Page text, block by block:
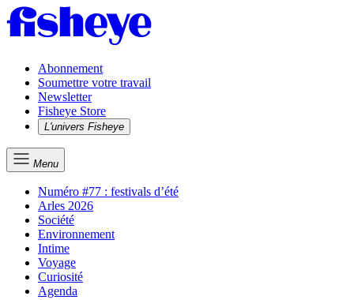
Abonnement
Soumettre votre travail
Newsletter
Fisheye Store
L'univers Fisheye
Menu
Numéro #77 : festivals d’été
Arles 2026
Société
Environnement
Intime
Voyage
Curiosité
Agenda